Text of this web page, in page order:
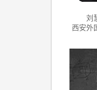
刘
西安外